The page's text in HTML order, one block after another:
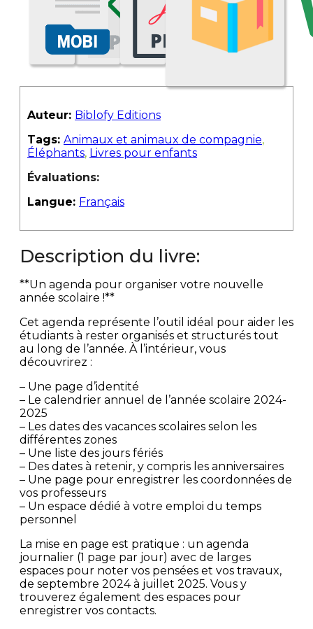
Auteur: Biblofy Editions
Tags: Animaux et animaux de compagnie,
Éléphants, Livres pour enfants
Évaluations:
Langue: Français
Description du livre:
**Un agenda pour organiser votre nouvelle
année scolaire !**
Cet agenda représente l’outil idéal pour aider les
étudiants à rester organisés et structurés tout
au long de l’année. À l’intérieur, vous
découvrirez :
– Une page d’identité
– Le calendrier annuel de l’année scolaire 2024-
2025
– Les dates des vacances scolaires selon les
différentes zones
– Une liste des jours fériés
– Des dates à retenir, y compris les anniversaires
– Une page pour enregistrer les coordonnées de
vos professeurs
– Un espace dédié à votre emploi du temps
personnel
La mise en page est pratique : un agenda
journalier (1 page par jour) avec de larges
espaces pour noter vos pensées et vos travaux,
de septembre 2024 à juillet 2025. Vous y
trouverez également des espaces pour
enregistrer vos contacts.